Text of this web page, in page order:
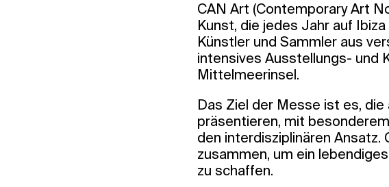
CAN Art (Contemporary Art
Kunst, die jedes Jahr auf
Künstler und Sammler aus
intensives Ausstellungs- und
Mittelmeerinsel.
Das Ziel der Messe ist es,
präsentieren, mit
den interdisziplinären
zusammen, um ein
zu schaffen.